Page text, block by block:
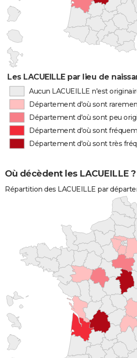
Les LACUEILLE par lieu de
Aucun LACUEILLE n'est
Département d'où sont
Département d'où sont peu
Département d'où sont
Département d'où sont très
Où décèdent les LACUEILLE ?
Répartition des LACUEILLE par